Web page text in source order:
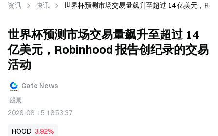
资讯 快讯 世界杯预测市场交易量飙升至超过 14 亿美元，
世界杯预测市场交易量飙升至超过 14
亿美元，Robinhood 报告创纪录的交易
活动
Gate News
股票
2026-06-15 16:53:37
HOOD 3.92%